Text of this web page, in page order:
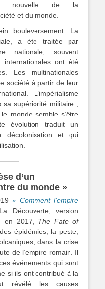
nouvelle de la
et du monde.
bouleversement. La
a été traitée par
nationale, souvent
internationales ont été
Les multinationales
société à partir de leur
L’impérialisme
sa supériorité militaire ;
monde semble s’être
évolution traduit un
décolonisation et qui
d’un
du monde »
« Comment l’empire
Découverte, version
en 2017, The Fate of
épidémies, la peste,
dans la crise
de l’empire romain. Il
événements qui sont
si ils ont contribué à la
révélé les causes